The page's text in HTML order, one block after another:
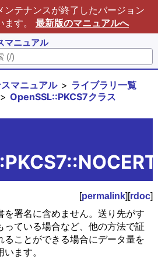
ンテナンスが終了したバージョン
す。 最新版のマニュアルへ
マニュアル
マニュアル
ライブラリ一覧
OpenSSL::PKCS7クラス
[permalink][rdoc]
を署名に含めません。送り先がす
っている場合など、他の方法で証
ることができる場合にデータ量を
ます。